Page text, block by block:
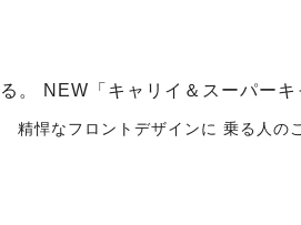
。 NEW「キャリイ＆スーパーキ
精悍なフロントデザインに 乗る人の